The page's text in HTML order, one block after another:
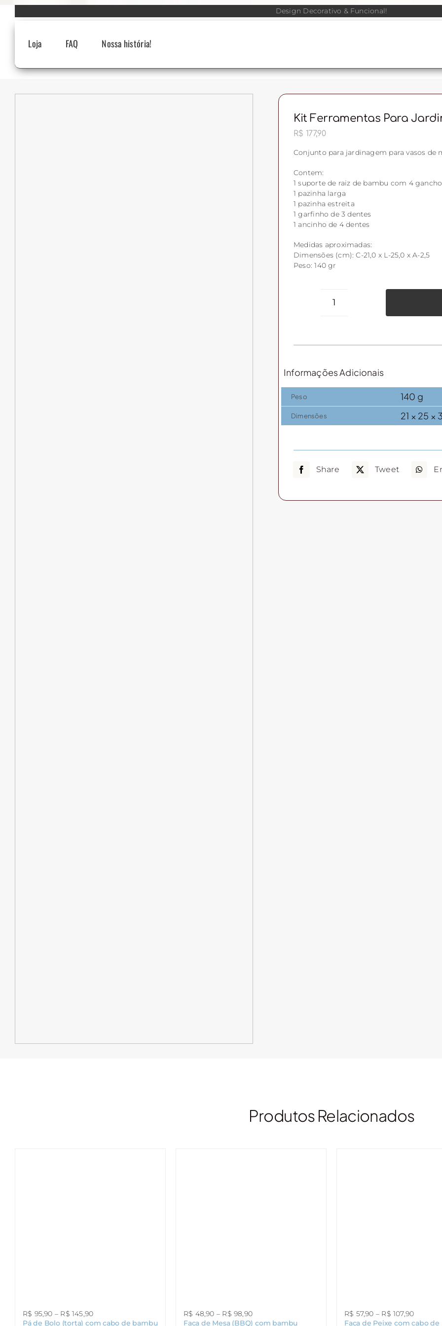
Design Decorativo & Funcional!
Loja FAQ Nossa história!
Kit Ferramentas Para
R$ 177,90
Conjunto para jardinagem para vasos
Contem:
1 suporte de raiz de bambu com 4
1 pazinha larga
1 pazinha estreita
1 garfinho de 3 dentes
1 ancinho de 4 dentes
Medidas aproximadas:
Dimensões (cm): C-21,0 x L-25,0 x A-2,5
Peso: 140 gr
Kit
Jardim
quantidade
Informações Adicionais
Peso 140 g
Dimensões 21 × 25 ×
Share Tweet
Produtos Relacionados
R$ 95,90 – R$ 145,90Faixa
de
Pá de Bolo (torta) com cabo de bambu
R$ 48,90 – R$ 98,90Faixa
de
Faca de Mesa (BBQ) com bambu
R$ 57,90 – R$ 107,90Faixa
de
Faca de Peixe com cabo